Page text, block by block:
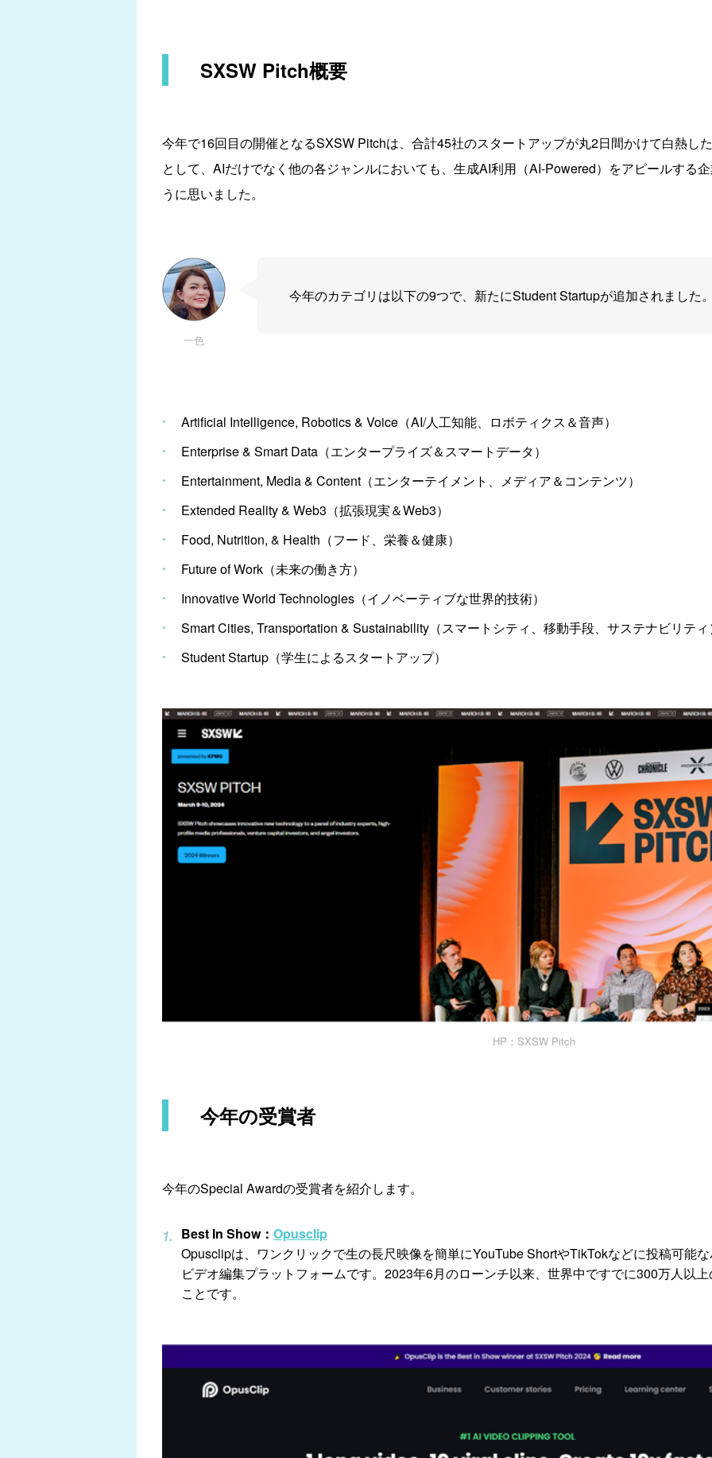
SXSW Pitch概要
今年で16回目の開催となるSXSW Pitchは、合計45社のスタートアップが丸2日間かけて白熱し
として、AIだけでなく他の各ジャンルにおいても、生成AI利用（AI-Powered）をアピールする
うに思いました。
一色
今年のカテゴリは以下の9つで、新たにStudent Startupが追加されました
Artificial Intelligence, Robotics & Voice（AI/人工知能、ロボティクス＆音声）
Enterprise & Smart Data（エンタープライズ＆スマートデータ）
Entertainment, Media & Content（エンターテイメント、メディア＆コンテンツ）
Extended Reality & Web3（拡張現実＆Web3）
Food, Nutrition, & Health（フード、栄養＆健康）
Future of Work（未来の働き方）
Innovative World Technologies（イノベーティブな世界的技術）
Smart Cities, Transportation & Sustainability（スマートシティ、移動手段、サステナビリテ
Student Startup（学生によるスタートアップ）
HP：SXSW Pitch
今年の受賞者
今年のSpecial Awardの受賞者を紹介します。
Best In Show： Opusclip
Opusclipは、ワンクリックで生の長尺映像を簡単にYouTube ShortやTikTokなどに投稿可能
ビデオ編集プラットフォームです。2023年6月のローンチ以来、世界中ですでに300万人以
ことです。